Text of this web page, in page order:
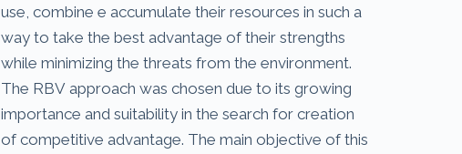
use, combine e accumulate their resources in such a
way to take the best advantage of their strengths
while minimizing the threats from the environment.
The RBV approach was chosen due to its growing
importance and suitability in the search for creation
of competitive advantage. The main objective of this